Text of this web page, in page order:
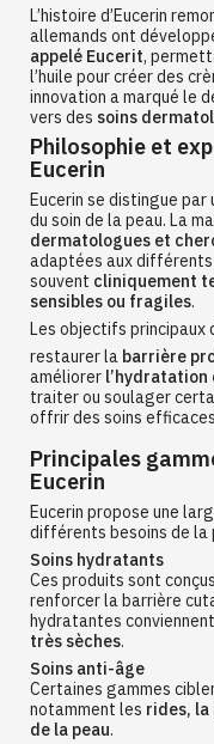
L’histoire d’Eucerin
allemands ont
appelé Eucerit,
l’huile pour créer des
innovation a marqué le
vers des soins
Philosophie et
Eucerin
Eucerin se distingue par
du soin de la peau. La
dermatologues et
adaptées aux
souvent cliniquement
sensibles ou fragiles.
Les objectifs principaux
restaurer la barrière
améliorer l’hydratation
traiter ou soulager
offrir des soins
Principales
Eucerin
Eucerin propose une
différents besoins de la
Soins hydratants
Ces produits sont
renforcer la barrière
hydratantes
très sèches.
Soins anti-âge
Certaines gammes
notamment les rides,
de la peau.